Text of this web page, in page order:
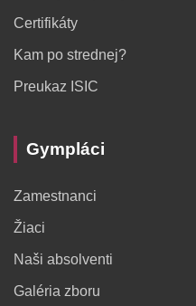
Certifikáty
Kam po strednej?
Preukaz ISIC
Gympláci
Zamestnanci
Žiaci
Naši absolventi
Galéria zboru